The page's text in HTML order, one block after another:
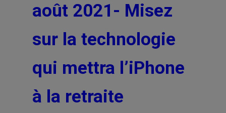
août 2021- Misez
sur la technologie
qui mettra l’iPhone
à la retraite